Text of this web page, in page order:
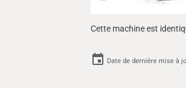
Cette machine est
Date de dernière mise à